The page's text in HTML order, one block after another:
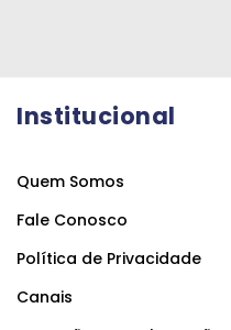
Institucional
Quem Somos
Fale Conosco
Política de Privacidade
Canais